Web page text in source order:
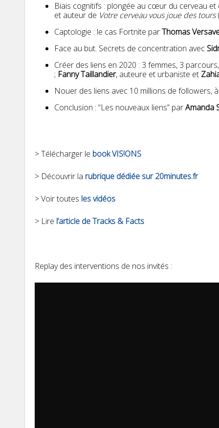
Biais cognitifs : plongée au cœur du cerveau
et auteur de Votre cerveau vous joue des tours
Captologie : le cas Fortnite parThomas
Face au but. Secrets de concentration avec
Créer des liens en 2020 : 3 femmes, 3
; Fanny Taillandier, auteure et urbaniste et
Nouer des liens avec 10 millions de followers,
Conclusion : “Les nouveaux liens” parAmanda
> Télécharger le book VIS!ONS
> Découvrir la rubrique dédiée sur 20minutes.fr
> Voir toutes les vidéos
> Lire l’article de Tracks & Facts
Replay des interventions de nos invités :